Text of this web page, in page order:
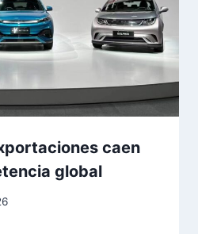
caen
global